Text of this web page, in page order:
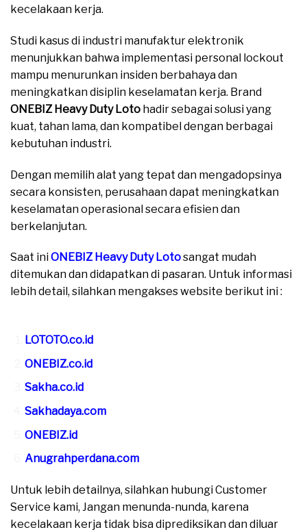
kecelakaan kerja.
Studi kasus di industri manufaktur elektronik
menunjukkan bahwa implementasi personal lockout
mampu menurunkan insiden berbahaya dan
meningkatkan disiplin keselamatan kerja. Brand
ONEBIZ Heavy Duty Loto hadir sebagai solusi yang
kuat, tahan lama, dan kompatibel dengan berbagai
kebutuhan industri.
Dengan memilih alat yang tepat dan mengadopsinya
secara konsisten, perusahaan dapat meningkatkan
keselamatan operasional secara efisien dan
berkelanjutan.
Saat iniONEBIZ Heavy Duty Lotosangat mudah
ditemukan dan didapatkan di pasaran. Untuk informasi
lebih detail, silahkan mengakses website berikut ini :
LOTOTO.co.id
ONEBIZ.co.id
Sakha.co.id
Sakhadaya.com
ONEBIZ.id
Anugrahperdana.com
Untuk lebih detailnya, silahkan hubungi Customer
Service kami, Jangan menunda-nunda, karena
kecelakaan kerja tidak bisa diprediksikan dan diluar